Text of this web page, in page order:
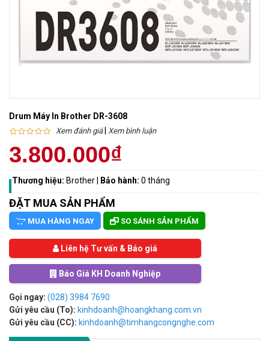
Drum Máy In Brother DR-3608
Xem đánh giá| Xem bình luận
3.800.000₫
Thương hiệu: Brother Bảo hành: 0 tháng
ĐẶT MUA SẢN PHẨM
MUA HÀNG NGAY SO SÁNH SẢN PHẨM
Liên hệ Tư vấn & Báo giá
Báo Giá KH Doanh Nghiệp
Gọi ngay: (028) 3984 7690
Gửi yêu cầu (To): kinhdoanh@hoangkhang.com.vn
Gửi yêu cầu (CC): kinhdoanh@timhangcongnghe.com